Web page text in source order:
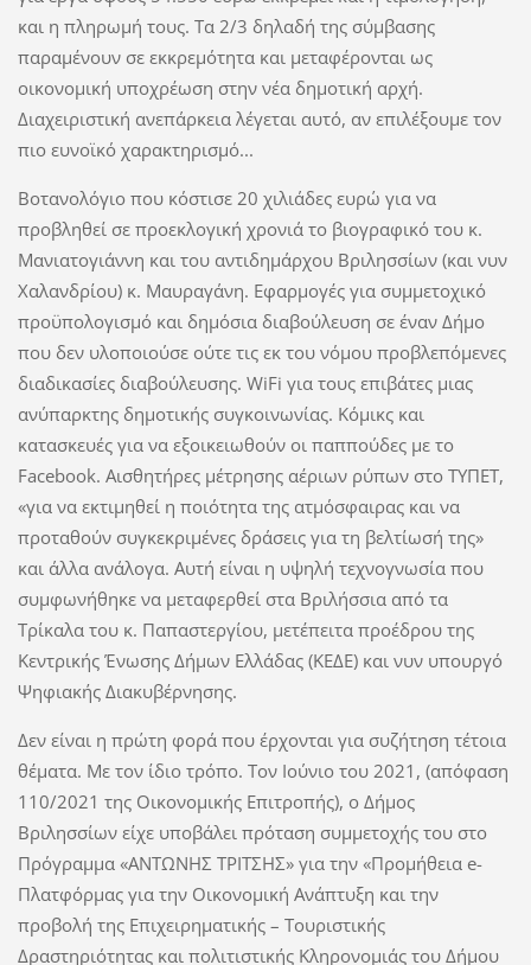
και η πληρωμή τους. Τα 2/3 δηλαδή της σύμβασης
παραμένουν σε εκκρεμότητα και μεταφέρονται ως
οικονομική υποχρέωση στην νέα δημοτική αρχή.
Διαχειριστική ανεπάρκεια λέγεται αυτό, αν επιλέξουμε τον
πιο ευνοϊκό χαρακτηρισμό...
Βοτανολόγιο που κόστισε 20 χιλιάδες ευρώ για να
προβληθεί σε προεκλογική χρονιά το βιογραφικό του κ.
Μανιατογιάννη και του αντιδημάρχου Βριλησσίων (και νυν
Χαλανδρίου) κ. Μαυραγάνη. Εφαρμογές για συμμετοχικό
προϋπολογισμό και δημόσια διαβούλευση σε έναν Δήμο
που δεν υλοποιούσε ούτε τις εκ του νόμου προβλεπόμενες
διαδικασίες διαβούλευσης. WiFi για τους επιβάτες μιας
ανύπαρκτης δημοτικής συγκοινωνίας. Κόμικς και
κατασκευές για να εξοικειωθούν οι παππούδες με το
Facebook. Αισθητήρες μέτρησης αέριων ρύπων στο ΤΥΠΕΤ,
«για να εκτιμηθεί η ποιότητα της ατμόσφαιρας και να
προταθούν συγκεκριμένες δράσεις για τη βελτίωσή της»
και άλλα ανάλογα. Αυτή είναι η υψηλή τεχνογνωσία που
συμφωνήθηκε να μεταφερθεί στα Βριλήσσια από τα
Τρίκαλα του κ. Παπαστεργίου, μετέπειτα προέδρου της
Κεντρικής Ένωσης Δήμων Ελλάδας (ΚΕΔΕ) και νυν υπουργό
Ψηφιακής Διακυβέρνησης.
Δεν είναι η πρώτη φορά που έρχονται για συζήτηση τέτοια
θέματα. Με τον ίδιο τρόπο. Τον Ιούνιο του 2021, (απόφαση
110/2021 της Οικονομικής Επιτροπής), ο Δήμος
Βριλησσίων είχε υποβάλει πρόταση συμμετοχής του στο
Πρόγραμμα «ΑΝΤΩΝΗΣ ΤΡΙΤΣΗΣ» για την «Προμήθεια e-
Πλατφόρμας για την Οικονομική Ανάπτυξη και την
προβολή της Επιχειρηματικής – Τουριστικής
Δραστηριότητας και πολιτιστικής Κληρονομιάς του Δήμου